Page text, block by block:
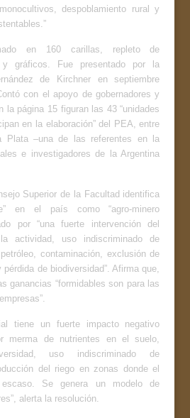
despoblamiento rural y
en 160 carillas, repleto de
y gráficos. Fue presentado por la
de Kirchner en septiembre
con el apoyo de gobernadores y
la página 15 figuran las 43 “unidades
en la elaboración” del PEA, entre
Plata –una de las referentes en la
e investigadores de la Argentina
Superior de la Facultad identifica
en el país como “agro-minero
por “una fuerte intervención del
actividad, uso indiscriminado de
contaminación, exclusión de
de biodiversidad”. Afirma que,
ganancias “formidables son para las
tiene un fuerte impacto negativo
merma de nutrientes en el suelo,
uso indiscriminado de
del riego en zonas donde el
Se genera un modelo de
alerta la resolución.